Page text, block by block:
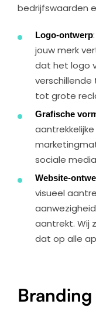
bedrijfswaarden
Logo-ontwerp
jouw merk
dat het logo
verschillende
tot grote
Grafische
sociale
Website-
visueel
aantrekt. Wij
dat op alle
Branding